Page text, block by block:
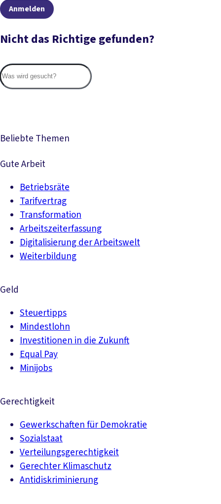
Anmelden
Nicht das Richtige gefunden?
Beliebte Themen
Gute Arbeit
Betriebsräte
Tarifvertrag
Transformation
Arbeitszeiterfassung
Digitalisierung der Arbeitswelt
Weiterbildung
Geld
Steuertipps
Mindestlohn
Investitionen in die Zukunft
Equal Pay
Minijobs
Gerechtigkeit
Gewerkschaften für Demokratie
Sozialstaat
Verteilungsgerechtigkeit
Gerechter Klimaschutz
Antidiskriminierung